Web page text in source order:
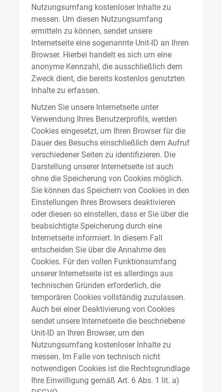
Nutzungsumfang kostenloser Inhalte zu
messen. Um diesen Nutzungsumfang
ermitteln zu können, sendet unsere
Internetseite eine sogenannte Unit-ID an Ihren
Browser. Hierbei handelt es sich um eine
anonyme Kennzahl, die ausschließlich dem
Zweck dient, die bereits kostenlos genutzten
Inhalte zu erfassen.
Nutzen Sie unsere Internetseite unter
Verwendung Ihres Benutzerprofils, werden
Cookies eingesetzt, um Ihren Browser für die
Dauer des Besuchs einschließlich dem Aufruf
verschiedener Seiten zu identifizieren. Die
Darstellung unserer Internetseite ist auch
ohne die Speicherung von Cookies möglich.
Sie können das Speichern von Cookies in den
Einstellungen Ihres Browsers deaktivieren
oder diesen so einstellen, dass er Sie über die
beabsichtigte Speicherung durch eine
Internetseite informiert. In diesem Fall
entscheiden Sie über die Annahme des
Cookies. Für den vollen Funktionsumfang
unserer Internetseite ist es allerdings aus
technischen Gründen erforderlich, die
temporären Cookies vollständig zuzulassen.
Auch bei einer Deaktivierung von Cookies
sendet unsere Internetseite die beschriebene
Unit-ID an Ihren Browser, um den
Nutzungsumfang kostenloser Inhalte zu
messen. Im Falle von technisch nicht
notwendigen Cookies ist die Rechtsgrundlage
Ihre Einwilligung gemäß Art. 6 Abs. 1 lit. a)